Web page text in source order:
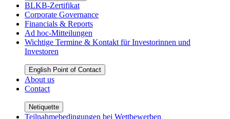
BLKB-Zertifikat
Corporate Governance
Financials & Reports
Ad hoc-Mitteilungen
Wichtige Termine & Kontakt für Investorinnen und
Investoren
English Point of Contact
About us
Contact
Netiquette
Teilnahmebedingungen bei Wettbewerben